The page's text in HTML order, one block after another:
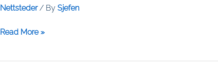
Nettsteder/ By Sjefen
Art-
Read More »